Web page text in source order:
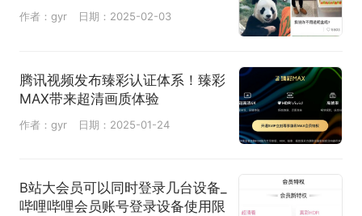
作者：gyr 日期：2025-02-03
腾讯视频发布臻彩认证体系！臻彩
MAX带来超清画质体验
作者：gyr 日期：2025-01-24
B站大会员可以同时登录几台设备_
哔哩哔哩会员账号登录设备使用限